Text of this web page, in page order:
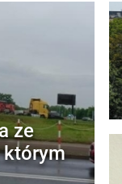
ze
którym